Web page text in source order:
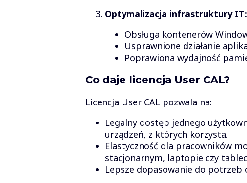
Optymalizacja infrastruktury IT:
Obsługa kontenerów
Usprawnione działanie
Poprawiona wydajność
Co daje licencja User CAL?
Licencja User CAL pozwala na:
Legalny dostęp jednego
urządzeń, z których korzysta.
Elastyczność dla pracowników
stacjonarnym, laptopie czy
Lepsze dopasowanie do